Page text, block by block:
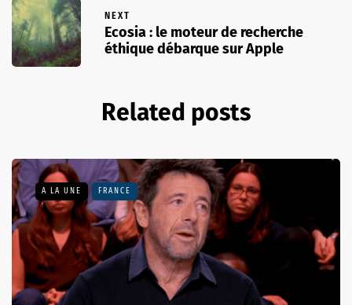
NEXT
Ecosia : le moteur de recherche
éthique débarque sur Apple
Related posts
A LA UNE FRANCE